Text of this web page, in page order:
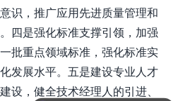
识，推广应用先进质量管理和
四是强化标准支撑引领，加强
批重点领域标准，强化标准实
发展水平。五是建设专业人才
设，健全技术经理人的引进、